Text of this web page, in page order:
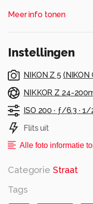
Alle rechten voorbehouden
Meer info tonen
Instellingen
NIKON Z 5 ( NIKON
NIKKOR Z 24-
ISO 200 · ƒ/6.3 · 1/
Flits uit
Alle foto informatie
Categorie Straat
Tags